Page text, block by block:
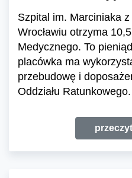
Szpital im. Marciniaka
Wrocławiu otrzyma
Medycznego. To
placówka ma
przebudowę i
Oddziału Ratunkowego.